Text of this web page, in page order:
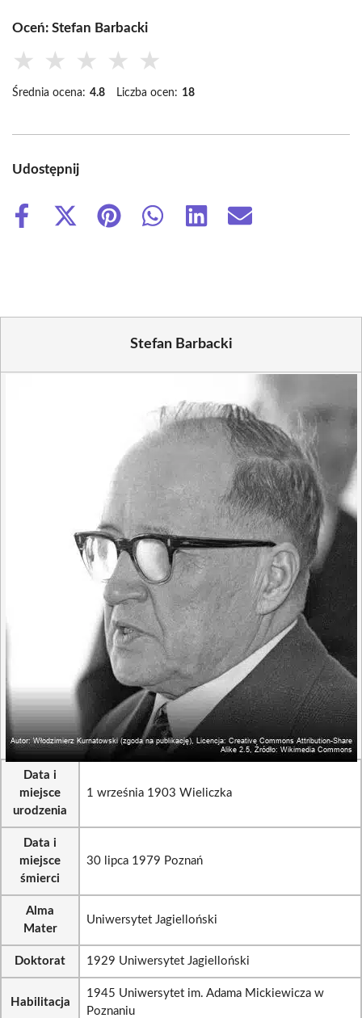
Oceń: Stefan Barbacki
★ ★ ★ ★ ★
Średnia ocena: 4.8 Liczba ocen: 18
Udostępnij
Share
Share
Share
Share
Share
Share
Stefan Barbacki
Data i
miejsce
urodzenia
1 września 1903 Wieliczka
Data i
miejsce
śmierci
30 lipca 1979 Poznań
Alma
Mater
Uniwersytet Jagielloński
Doktorat 1929 Uniwersytet Jagielloński
Habilitacja
1945 Uniwersytet im. Adama Mickiewicza w
Poznaniu